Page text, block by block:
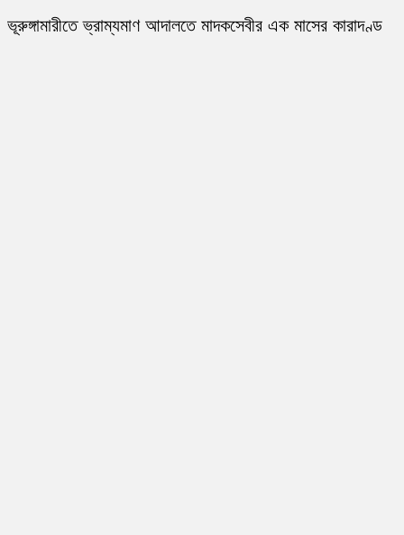
ভূরুঙ্গামারীতে ভ্রাম্যমাণ আদালতে মাদকসেবীর এক মাসের কারাদণ্ড